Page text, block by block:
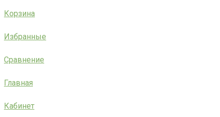
Корзина
Избранные
Сравнение
Главная
Кабинет